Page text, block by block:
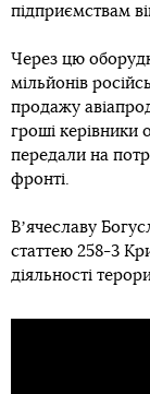
підприємствам
Через цю
мільйонів
продажу
гроші керівники
передали на
фронті.
Вʼячеславу
статтею 258-3
діяльності